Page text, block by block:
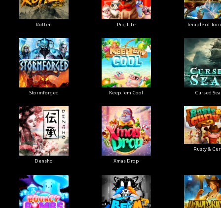
Rotten Pug Life Temple of
Stormforged Keep 'em Cool Cursed
Densho Xmas Drop
Rusty &